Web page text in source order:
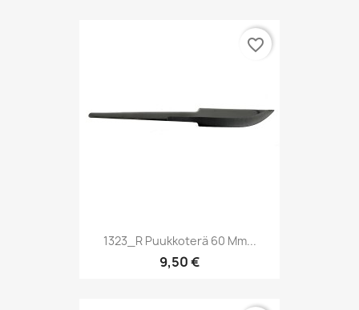
1323_R Puukkoterä 60 Mm...
9,50 €
favorite_border